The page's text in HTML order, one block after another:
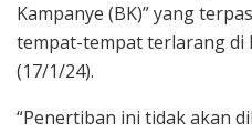
Kampanye (BK)” yang
tempat-tempat terlarang di
(17/1/24).
“Penertiban ini tidak akan